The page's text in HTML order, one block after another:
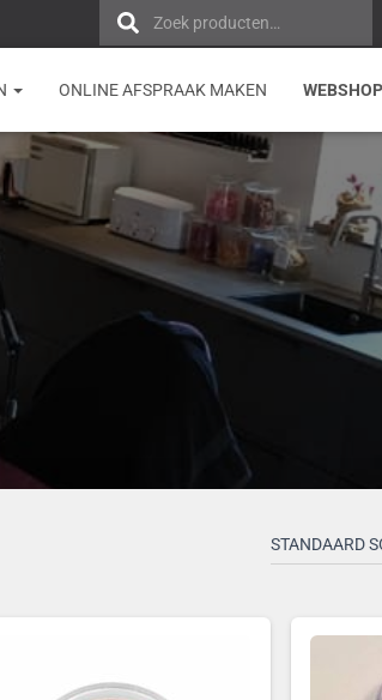
e
n
n
a
Zoek producten…
ONLINE AFSPRAAK MAKEN WEBSHOP